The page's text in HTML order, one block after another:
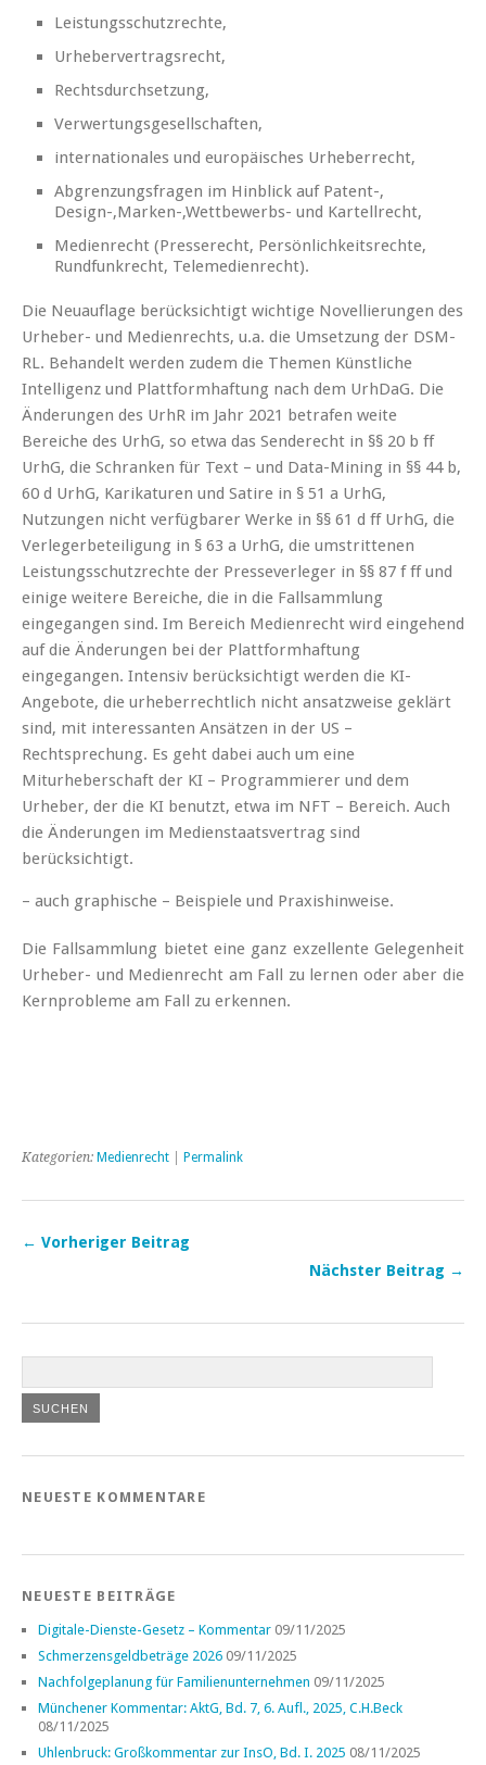
Leistungsschutzrechte,
Urhebervertragsrecht,
Rechtsdurchsetzung,
Verwertungsgesellschaften,
internationales und europäisches Urheberrecht,
Abgrenzungsfragen im Hinblick auf Patent-,
Design-,Marken-,Wettbewerbs- und Kartellrecht,
Medienrecht (Presserecht, Persönlichkeitsrechte,
Rundfunkrecht, Telemedienrecht).
Die Neuauflage berücksichtigt wichtige Novellierungen des
Urheber- und Medienrechts, u.a. die Umsetzung der DSM-
RL. Behandelt werden zudem die Themen Künstliche
Intelligenz und Plattformhaftung nach dem UrhDaG. Die
Änderungen des UrhR im Jahr 2021 betrafen weite
Bereiche des UrhG, so etwa das Senderecht in §§ 20 b ff
UrhG, die Schranken für Text – und Data-Mining in §§ 44 b,
60 d UrhG, Karikaturen und Satire in § 51 a UrhG,
Nutzungen nicht verfügbarer Werke in §§ 61 d ff UrhG, die
Verlegerbeteiligung in § 63 a UrhG, die umstrittenen
Leistungsschutzrechte der Presseverleger in §§ 87 f ff und
einige weitere Bereiche, die in die Fallsammlung
eingegangen sind. Im Bereich Medienrecht wird eingehend
auf die Änderungen bei der Plattformhaftung
eingegangen. Intensiv berücksichtigt werden die KI-
Angebote, die urheberrechtlich nicht ansatzweise geklärt
sind, mit interessanten Ansätzen in der US –
Rechtsprechung. Es geht dabei auch um eine
Miturheberschaft der KI – Programmierer und dem
Urheber, der die KI benutzt, etwa im NFT – Bereich. Auch
die Änderungen im Medienstaatsvertrag sind
berücksichtigt.
– auch graphische – Beispiele und Praxishinweise.
Die Fallsammlung bietet eine ganz exzellente Gelegenheit
Urheber- und Medienrecht am Fall zu lernen oder aber die
Kernprobleme am Fall zu erkennen.
Kategorien: Medienrecht Permalink
← Vorheriger Beitrag
Nächster Beitrag →
NEUESTE KOMMENTARE
NEUESTE BEITRÄGE
Digitale-Dienste-Gesetz – Kommentar 09/11/2025
Schmerzensgeldbeträge 2026 09/11/2025
Nachfolgeplanung für Familienunternehmen 09/11/2025
Münchener Kommentar: AktG, Bd. 7, 6. Aufl., 2025, C.H.Beck
08/11/2025
Uhlenbruck: Großkommentar zur InsO, Bd. I. 2025 08/11/2025